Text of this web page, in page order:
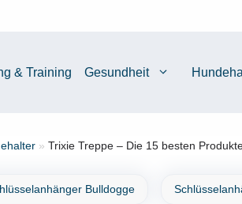
& Training Gesundheit
» Trixie Treppe – Die 15 besten
Bulldogge